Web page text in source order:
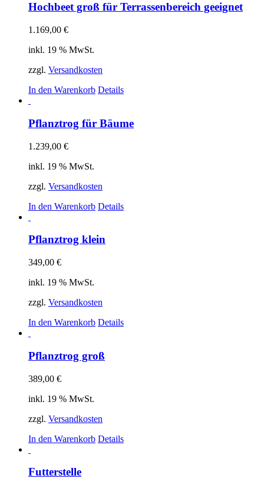
Hochbeet groß für Terrassenbereich geeignet
1.169,00 €
inkl. 19 % MwSt.
zzgl. Versandkosten
In den Warenkorb Details
Pflanztrog für Bäume
1.239,00 €
inkl. 19 % MwSt.
zzgl. Versandkosten
In den Warenkorb Details
Pflanztrog klein
349,00 €
inkl. 19 % MwSt.
zzgl. Versandkosten
In den Warenkorb Details
Pflanztrog groß
389,00 €
inkl. 19 % MwSt.
zzgl. Versandkosten
In den Warenkorb Details
Futterstelle